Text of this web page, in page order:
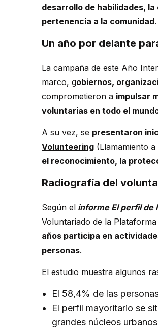
desarrollo de habilidades,
pertenencia a la comunidad.
Un año por delante
La campaña de este Año
marco, gobiernos,
comprometieron a impulsar
voluntarias en todo el
A su vez, se presentaron
Volunteering (Llamamiento
el reconocimiento, la
Radiografía del
Según el informe El perfil de
Voluntariado de la
años participa en
personas.
El estudio muestra algunos
El 58,4% de las
El perfil mayoritario se
grandes núcleos urbanos